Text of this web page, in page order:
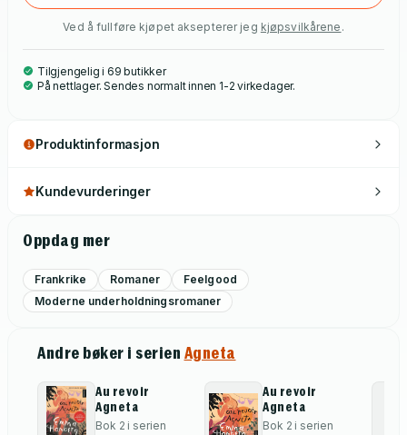
Ved å fullføre kjøpet aksepterer jeg kjøpsvilkårene .
Tilgjengelig i 69 butikker
På nettlager. Sendes normalt innen 1-2 virkedager.
Produktinformasjon
Kundevurderinger
Oppdag mer
Frankrike Romaner
Feelgood
Moderne underholdningsromaner
Andre bøker i serien Agneta
Au revoir
Agneta
Bok 2 i serien
Au revoir
Agneta
Bok 2 i serien